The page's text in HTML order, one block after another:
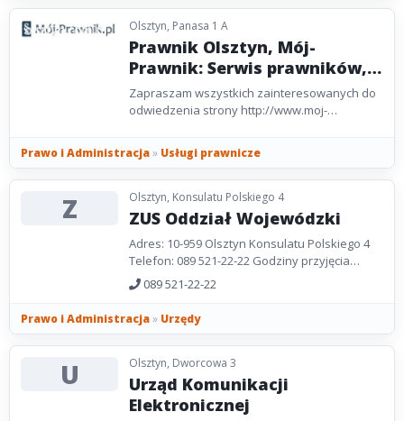
Olsztyn, Panasa 1 A
Prawnik Olsztyn, Mój-
Prawnik: Serwis prawników,
adwokatów, notariuszy...
Zapraszam wszystkich zainteresowanych do
odwiedzenia strony http://www.moj-
z wyszukiwarką...
Prawo i Administracja» Usługi prawnicze
Z Olsztyn, Konsulatu Polskiego 4
ZUS Oddział Wojewódzki
Adres: 10-959 Olsztyn Konsulatu Polskiego 4
Telefon: 089 521-22-22 Godziny przyjęcia
klientów: poniedziałek 8.00-17.00, wtorek-
piątek...
089 521-22-22
Prawo i Administracja» Urzędy
U Olsztyn, Dworcowa 3
Urząd Komunikacji
Elektronicznej